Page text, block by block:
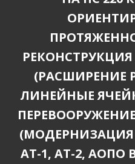
РЕКОНСТРУКЦИЯ
(РАСШИРЕНИЕ
ЛИНЕЙНЫЕ
АТ-1, АТ-2, АОПО